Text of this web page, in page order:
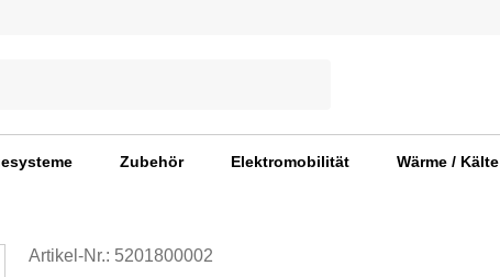
Zubehör Elektromobilität Wärme / Kälte
Artikel-Nr.: 5201800002